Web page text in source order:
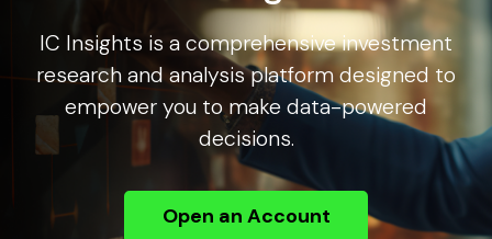
IC Insights is a comprehensive investment
research and analysis platform designed to
empower you to make data-powered
decisions.
Open an Account